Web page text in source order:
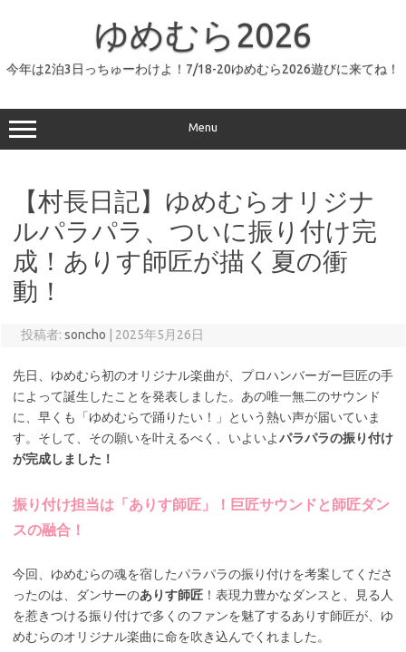
へ
ッ
プ
ゆめむら2026
今年は2泊3日っちゅーわけよ！7/18-20ゆめむら2026遊びに来てね！
Menu
【村長日記】ゆめむらオリジナ
ルパラパラ、ついに振り付け完
成！ありす師匠が描く夏の衝
動！
投稿者: soncho 2025年5月26日
先日、ゆめむら初のオリジナル楽曲が、プロハンバーガー巨匠の手
によって誕生したことを発表しました。あの唯一無二のサウンド
に、早くも「ゆめむらで踊りたい！」という熱い声が届いていま
す。そして、その願いを叶えるべく、いよいよパラパラの振り付け
が完成しました！
振り付け担当は「ありす師匠」！巨匠サウンドと師匠ダン
スの融合！
今回、ゆめむらの魂を宿したパラパラの振り付けを考案してくださ
ったのは、ダンサーのありす師匠 ！表現力豊かなダンスと、見る人
を惹きつける振り付けで多くのファンを魅了するありす師匠が、ゆ
めむらのオリジナル楽曲に命を吹き込んでくれました。